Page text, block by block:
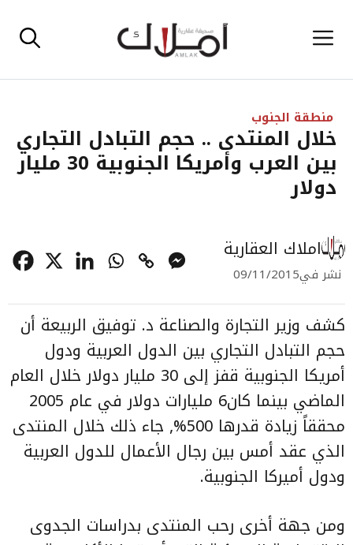
إلى القائمة
منطقة الجنوب
خلال المنتدى .. حجم التبادل التجاري
بين العرب وأمريكا الجنوبية 30 مليار
دولار
املاك العقارية
نشر في09/11/2015
كشف وزير التجارة والصناعة د. توفيق الربيعة أن
حجم التبادل التجاري بين الدول العربية ودول
أمريكا الجنوبية قفز إلى 30 مليار دولار خلال العام
الماضي بينما كان6 مليارات دولار في عام 2005
محققاً زيادة قدرها 500%, جاء ذلك خلال المنتدى
الذي عقد أمس بين رجال الأعمال للدول العربية
ودول أميركا الجنوبية.
ومن جهة أخرى رحب المنتدى بدراسات الجدوى